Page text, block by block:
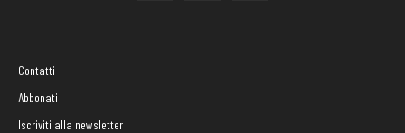
Contatti
Abbonati
Iscriviti alla newsletter